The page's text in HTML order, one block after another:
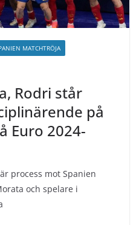
MATCHTRÖJA
Rodri står
på
Euro 2024-
process mot Spanien
och spelare i